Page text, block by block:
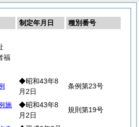
制定年月日
種別番号
福
◆昭和43年8
月2日
条例第23号
施
◆昭和43年8
月2日
規則第19号